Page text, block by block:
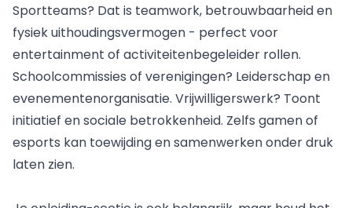
Sportteams? Dat is teamwork, betrouwbaarheid en
fysiek uithoudingsvermogen - perfect voor
entertainment of activiteitenbegeleider rollen.
Schoolcommissies of verenigingen? Leiderschap en
evenementenorganisatie. Vrijwilligerswerk? Toont
initiatief en sociale betrokkenheid. Zelfs gamen of
esports kan toewijding en samenwerken onder druk
laten zien.